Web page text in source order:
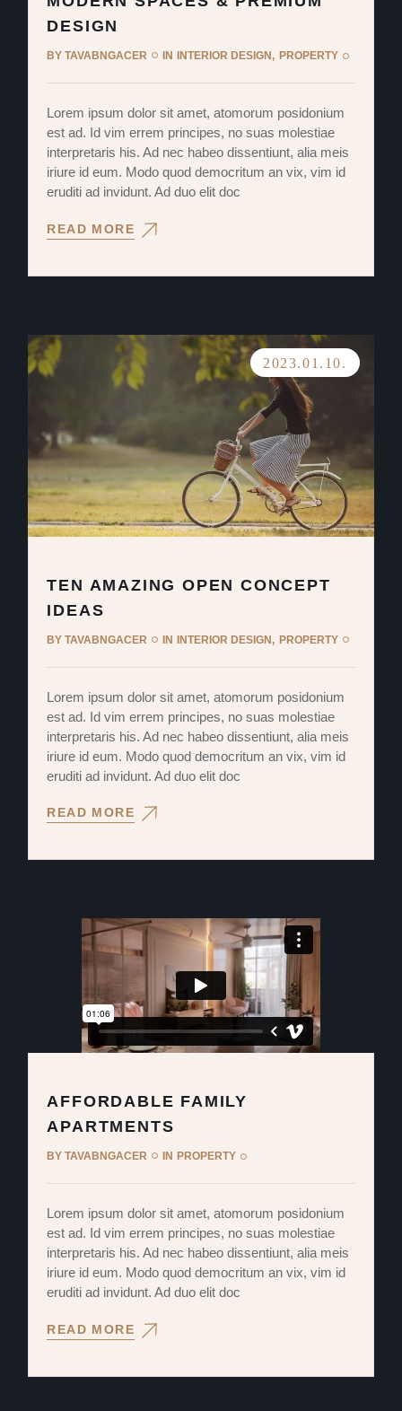
DESIGN
BYTAVABNGACER IN INTERIOR DESIGN PROPERTY
Lorem ipsum dolor sit amet, atomorum posidonium
est ad. Id vim errem principes, no suas molestiae
interpretaris his. Ad nec habeo dissentiunt, alia meis
iriure id eum. Modo quod democritum an vix, vim id
eruditi ad invidunt. Ad duo elit doc
READ MORE
2023.01.10.
TEN AMAZING OPEN CONCEPT
IDEAS
BYTAVABNGACER IN INTERIOR DESIGN PROPERTY
Lorem ipsum dolor sit amet, atomorum posidonium
est ad. Id vim errem principes, no suas molestiae
interpretaris his. Ad nec habeo dissentiunt, alia meis
iriure id eum. Modo quod democritum an vix, vim id
eruditi ad invidunt. Ad duo elit doc
READ MORE
AFFORDABLE FAMILY
APARTMENTS
BYTAVABNGACER IN PROPERTY
Lorem ipsum dolor sit amet, atomorum posidonium
est ad. Id vim errem principes, no suas molestiae
interpretaris his. Ad nec habeo dissentiunt, alia meis
iriure id eum. Modo quod democritum an vix, vim id
eruditi ad invidunt. Ad duo elit doc
READ MORE